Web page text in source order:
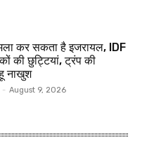
कर सकता है इजरायल, IDF
की छुट्टियां, ट्रंप की
नाखुश
- August 9, 2026